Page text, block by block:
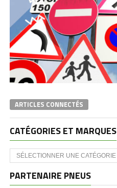
ARTICLES CONNECTÉS
CATÉGORIES ET MARQUES
Catégories
et
PARTENAIRE PNEUS